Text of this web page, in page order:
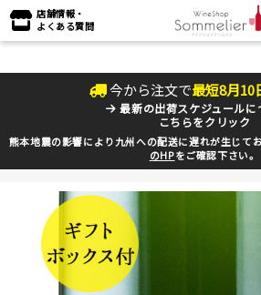
店舗情報・
よくある質問
今から注文で最短8月10
最新の出荷スケジュールに
こちらをクリック
熊本地震の影響により九州への配送に遅れが生じて
のHPをご確認下さい。